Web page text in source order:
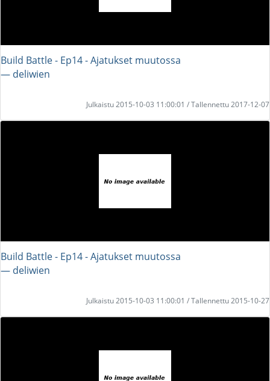
Build Battle - Ep14 - Ajatukset muutossa
― deliwien
Julkaistu 2015-10-03 11:00:01 / Tallennettu 2017-12-07
Build Battle - Ep14 - Ajatukset muutossa
― deliwien
Julkaistu 2015-10-03 11:00:01 / Tallennettu 2015-10-27